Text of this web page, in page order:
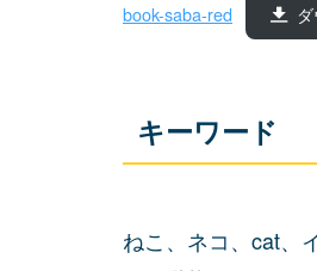
book-saba-red
キーワード
ねこ、ネコ、cat、